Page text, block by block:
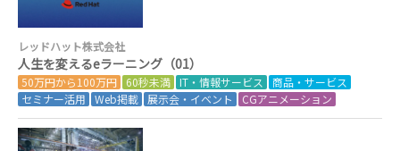
レッドハット株式会社
人生を変えるeラーニング（01）
50万円から100万円 60秒未満 IT・情報サービス
商品・サービス
セミナー活用
Web掲載 展示会・イベント CGアニメーション